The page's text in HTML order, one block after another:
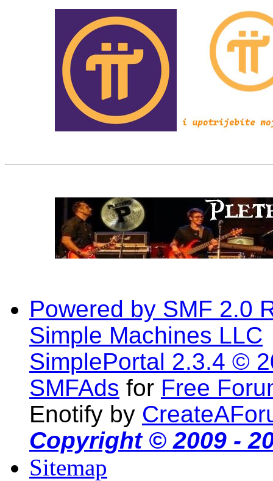
Powered by SMF 2.0
Simple Machines LLC
SimplePortal 2.3.4 ©
SMFAds for Free
Enotify by
Copyright © 2009 -
Sitemap